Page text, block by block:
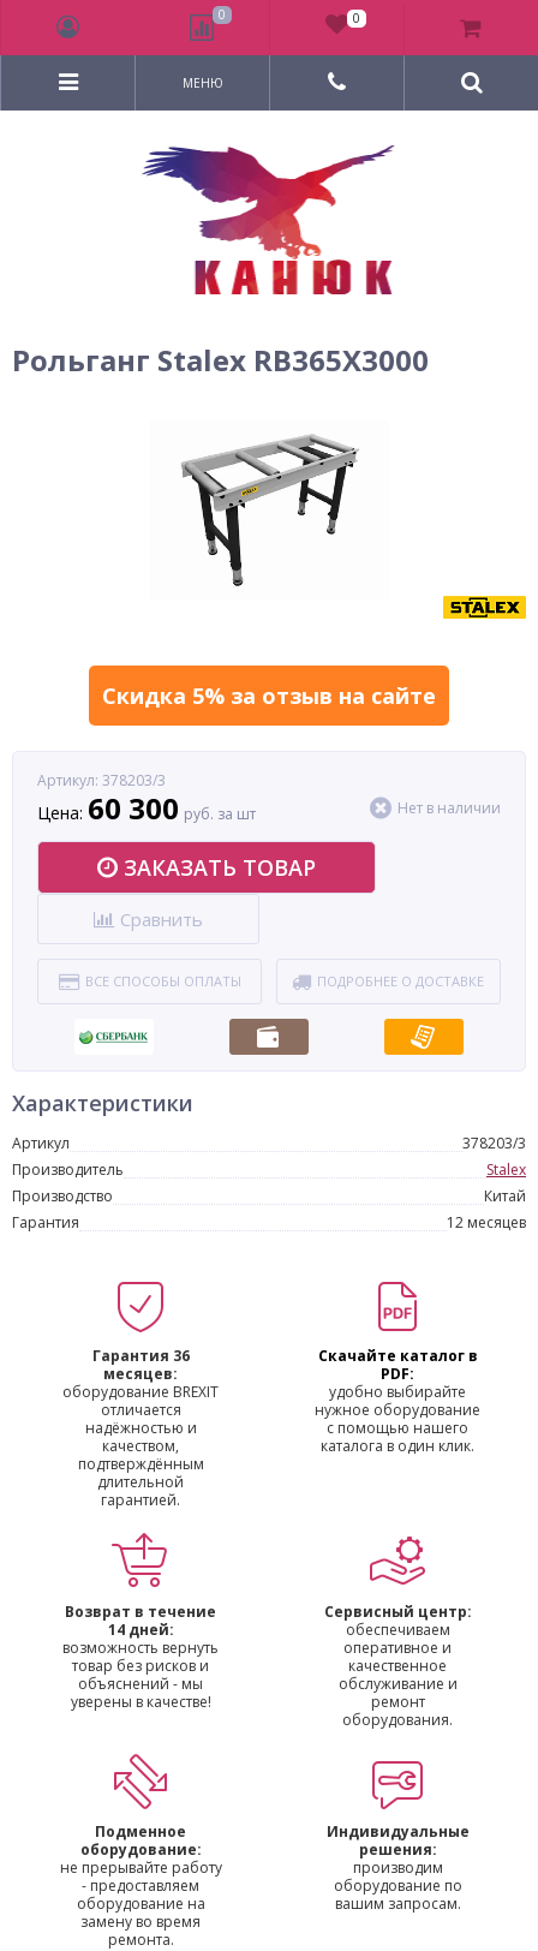
МЕНЮ
Рольганг Stalex RB365X3000
Скидка 5% за отзыв на сайте
Артикул: 378203/3
Цена: 60 300 руб. за шт Нет в наличии
ЗАКАЗАТЬ ТОВАР
Сравнить
ВСЕ СПОСОБЫ ОПЛАТЫ ПОДРОБНЕЕ О ДОСТАВКЕ
Характеристики
Артикул
378203/3
Производитель
Stalex
Производство
Китай
Гарантия
12 месяцев
Гарантия 36
месяцев:
оборудование BREXIT
отличается
надёжностью и
качеством,
подтверждённым
длительной
гарантией.
Скачайте каталог в
PDF:
удобно выбирайте
нужное оборудование
с помощью нашего
каталога в один клик.
Возврат в течение
14 дней:
возможность вернуть
товар без рисков и
объяснений - мы
уверены в качестве!
Сервисный центр:
обеспечиваем
оперативное и
качественное
обслуживание и
ремонт
оборудования.
Подменное
оборудование:
не прерывайте работу
- предоставляем
оборудование на
замену во время
ремонта.
Индивидуальные
решения:
производим
оборудование по
вашим запросам.
0 0